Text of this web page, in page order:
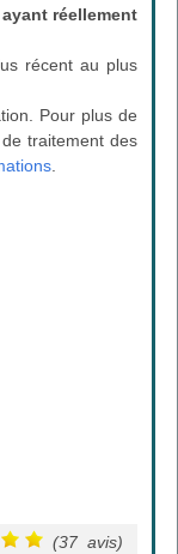
réellement
récent au plus
Pour plus de
traitement des
(37 avis)